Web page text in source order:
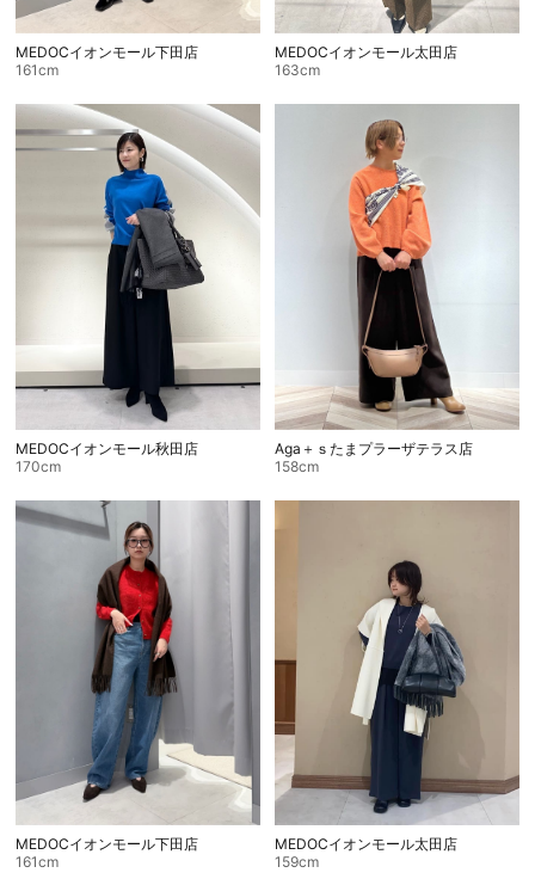
MEDOCイオンモール下田店
161cm
MEDOCイオンモール太田店
163cm
MEDOCイオンモール秋田店
170cm
Aga＋ｓたまプラーザテラス店
158cm
MEDOCイオンモール下田店
161cm
MEDOCイオンモール太田店
159cm